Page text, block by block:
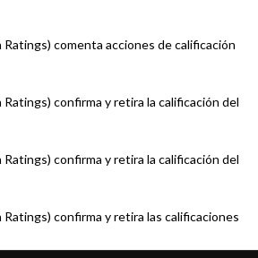
Ratings) comenta acciones de calificación
Ratings) confirma y retira la calificación del
Ratings) confirma y retira la calificación del
Ratings) confirma y retira las calificaciones